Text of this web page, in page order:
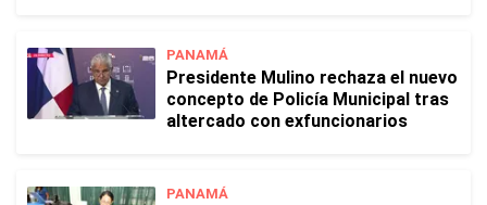
PANAMÁ
Presidente Mulino rechaza el nuevo
concepto de Policía Municipal tras
altercado con exfuncionarios
PANAMÁ